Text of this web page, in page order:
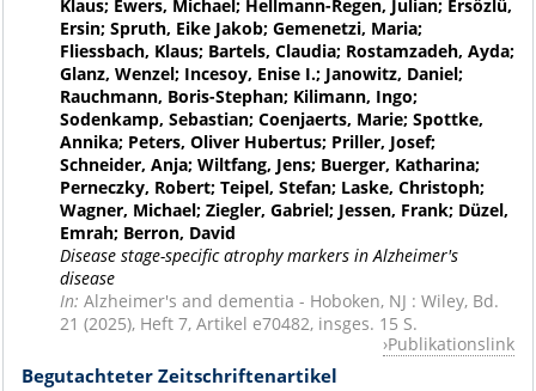
Klaus; Ewers, Michael; Hellmann-Regen, Julian; Ersözlü,
Ersin; Spruth, Eike Jakob; Gemenetzi, Maria;
Fliessbach, Klaus; Bartels, Claudia; Rostamzadeh, Ayda;
Glanz, Wenzel; Incesoy, Enise I.; Janowitz, Daniel;
Rauchmann, Boris-Stephan; Kilimann, Ingo;
Sodenkamp, Sebastian; Coenjaerts, Marie; Spottke,
Annika; Peters, Oliver Hubertus; Priller, Josef;
Schneider, Anja; Wiltfang, Jens; Buerger, Katharina;
Perneczky, Robert; Teipel, Stefan; Laske, Christoph;
Wagner, Michael; Ziegler, Gabriel; Jessen, Frank; Düzel,
Emrah; Berron, David
Disease stage-specific atrophy markers in Alzheimer's
disease
In: Alzheimer's and dementia - Hoboken, NJ : Wiley, Bd.
21 (2025), Heft 7, Artikel e70482, insges. 15 S.
Publikationslink
Begutachteter Zeitschriftenartikel